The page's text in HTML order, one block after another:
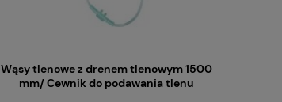
Wąsy tlenowe z drenem tlenowym 1500
mm/ Cewnik do podawania tlenu